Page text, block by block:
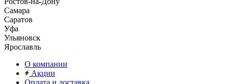
Самара
Саратов
Уфа
Ульяновск
Ярославль
О компании
Акции
Оплата и доставка